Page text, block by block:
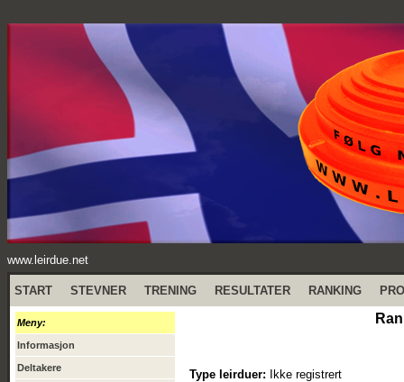
www.leirdue.net
START STEVNER TRENING RESULTATER RANKING
Meny:
Informasjon
Deltakere Type leirduer: Ikke registrert